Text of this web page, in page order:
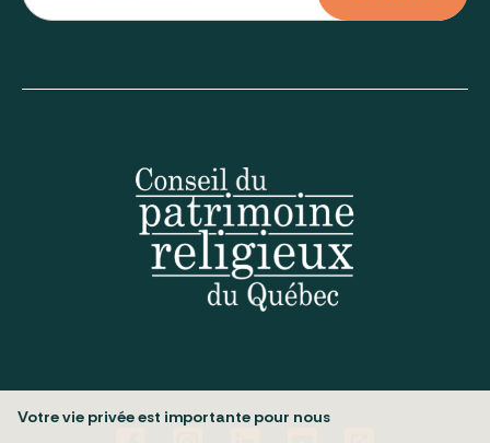
Votre vie privée est importante pour nous